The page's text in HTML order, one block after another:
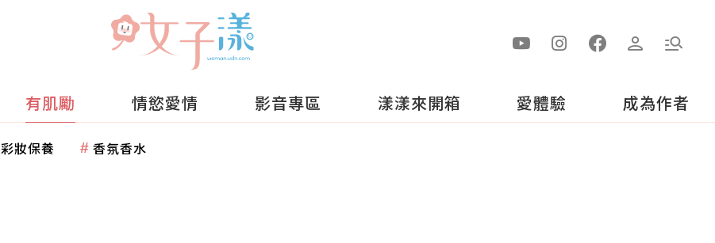
有肌勵 情慾愛情 影音專區 漾漾來開箱 愛體驗 成為作者
彩妝保養 香氛香水